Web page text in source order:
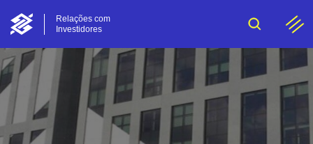
Relações com
Investidores